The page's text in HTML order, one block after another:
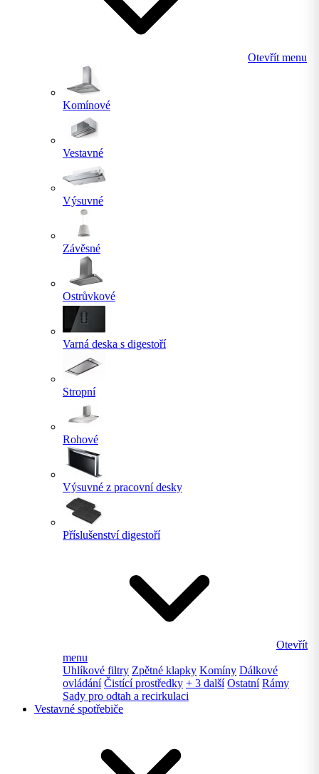
Otevřít menu
Komínové
Vestavné
Výsuvné
Závěsné
Ostrůvkové
Varná deska s digestoří
Stropní
Rohové
Výsuvné z pracovní desky
Příslušenství digestoří
Otevřít
menu
Uhlíkové filtry Zpětné klapky Komíny Dálkové
ovládání Čistící prostředky + 3 další Ostatní Rámy
Sady pro odtah a recirkulaci
Vestavné spotřebiče